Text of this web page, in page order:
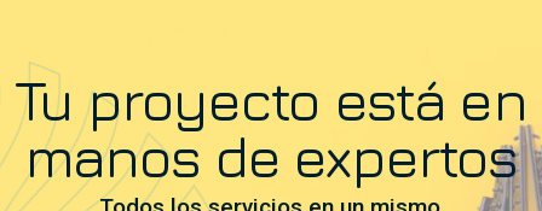
Tu proyecto está en
manos de expertos